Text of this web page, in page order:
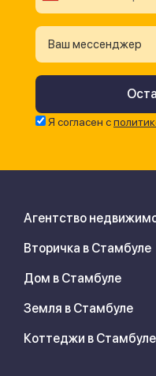
Ваш мессенджер
Я согласен с
Агентство
Вторичка в Стамбуле
Дом в Стамбуле
Земля в Стамбуле
Коттеджи в Стамбуле